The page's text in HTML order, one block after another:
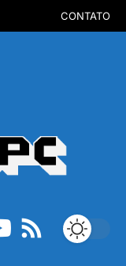
CONTATO